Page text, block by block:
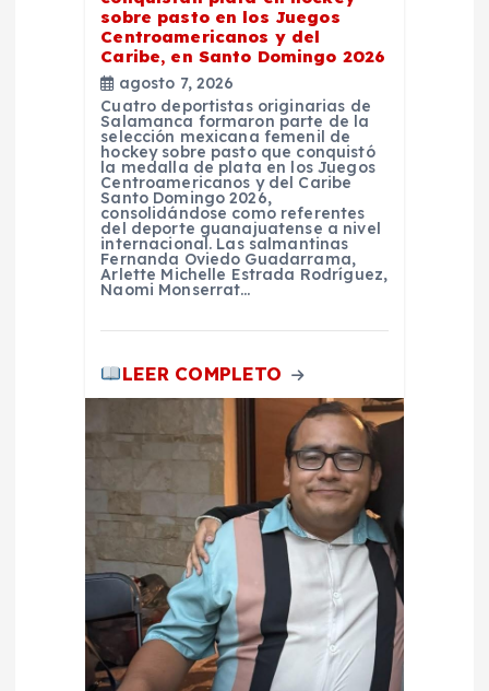
sobre pasto en los Juegos
Centroamericanos y del
Caribe, en Santo Domingo 2026
agosto 7, 2026
Cuatro deportistas originarias de
Salamanca formaron parte de la
selección mexicana femenil de
hockey sobre pasto que conquistó
la medalla de plata en los Juegos
Centroamericanos y del Caribe
Santo Domingo 2026,
consolidándose como referentes
del deporte guanajuatense a nivel
internacional. Las salmantinas
Fernanda Oviedo Guadarrama,
Arlette Michelle Estrada Rodríguez,
Naomi Monserrat…
LEER COMPLETO